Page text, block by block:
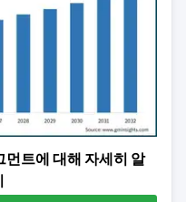
먼트에 대해 자세히 알